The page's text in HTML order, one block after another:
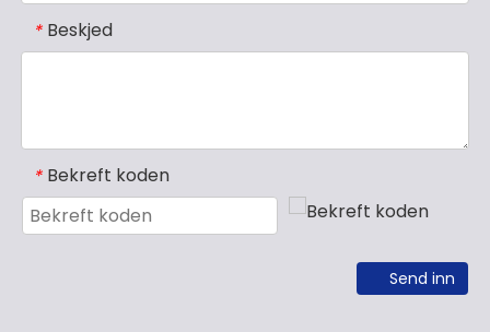
* Beskjed
* Bekreft koden
Send inn